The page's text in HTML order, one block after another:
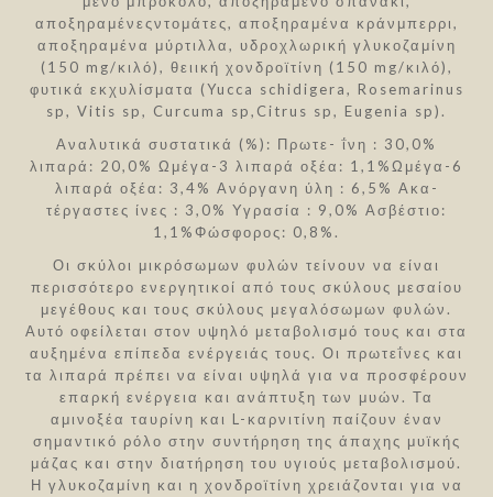
αποξηραμένεςντομάτες, αποξηραμένα κράνμπερρι,
αποξηραμένα μύρτιλλα, υδροχλωρική γλυκοζαμίνη
(150 mg/κιλό), θειική χονδροϊτίνη (150 mg/κιλό),
φυτικά εκχυλίσματα (Yucca schidigera, Rosemarinus
sp, Vitis sp, Curcuma sp,Citrus sp, Eugenia sp).
Αναλυτικά συστατικά (%): Πρωτε- ΐνη : 30,0%
λιπαρά: 20,0% Ωμέγα-3 λιπαρά οξέα: 1,1%Ωμέγα-6
λιπαρά οξέα: 3,4% Ανόργανη ύλη : 6,5% Ακα-
τέργαστες ίνες : 3,0% Υγρασία : 9,0% Ασβέστιο:
1,1%Φώσφορος: 0,8%.
Οι σκύλοι μικρόσωμων φυλών τείνουν να είναι
περισσότερο ενεργητικοί από τους σκύλους μεσαίου
μεγέθους και τους σκύλους μεγαλόσωμων φυλών.
Αυτό οφείλεται στον υψηλό μεταβολισμό τους και στα
αυξημένα επίπεδα ενέργειάς τους. Οι πρωτεΐνες και
τα λιπαρά πρέπει να είναι υψηλά για να προσφέρουν
επαρκή ενέργεια και ανάπτυξη των μυών. Τα
αμινοξέα ταυρίνη και L-καρνιτίνη παίζουν έναν
σημαντικό ρόλο στην συντήρηση της άπαχης μυϊκής
μάζας και στην διατήρηση του υγιούς μεταβολισμού.
Η γλυκοζαμίνη και η χονδροϊτίνη χρειάζονται για να